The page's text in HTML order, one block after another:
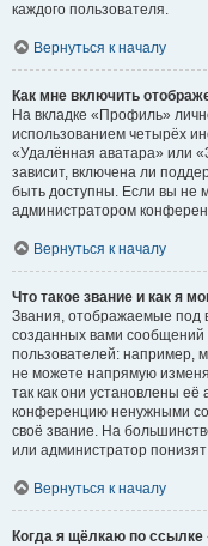
каждого пользователя.
Вернуться к началу
Как мне включить
На вкладке «Профиль»
использованием четырёх
«Удалённая аватара» или
зависит, включена ли
быть доступны. Если вы не
администратором
Вернуться к началу
Что такое звание и как я
Звания, отображаемые под
созданных вами
пользователей: например,
не можете напрямую
так как они установлены
конференцию ненужными
своё звание. На
или администратор
Вернуться к началу
Когда я щёлкаю по ссылке